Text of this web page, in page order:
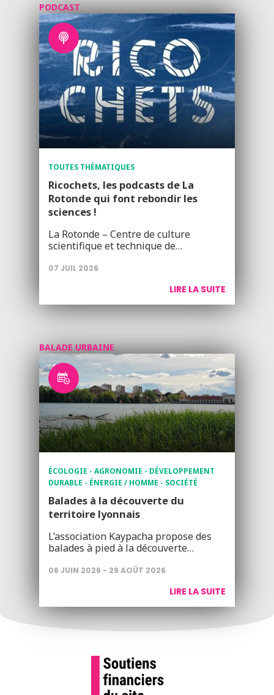
PODCAST
TOUTES THÉMATIQUES
Ricochets, les podcasts de La
Rotonde qui font rebondir les
sciences !
La Rotonde – Centre de culture
scientifique et technique de…
07 JUIL 2026
LIRE LA SUITE
BALADE URBAINE
ÉCOLOGIE - AGRONOMIE - DÉVELOPPEMENT
DURABLE - ÉNERGIE / HOMME - SOCIÉTÉ
Balades à la découverte du
territoire lyonnais
L’association Kaypacha propose des
balades à pied à la découverte…
06 JUIN 2026 - 29 AOÛT 2026
LIRE LA SUITE